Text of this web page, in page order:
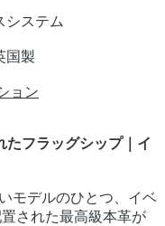
システム
国製
ョン
たフラッグシップ｜イ
モデルのひとつ、イベ
された最高級本革が